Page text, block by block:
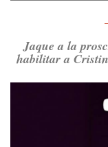
Jaque a la
habilitar a